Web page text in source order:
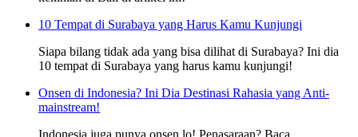
10 Tempat di Surabaya yang Harus Kamu Kunjungi
Siapa bilang tidak ada yang bisa dilihat di Surabaya? Ini dia
10 tempat di Surabaya yang harus kamu kunjungi!
Onsen di Indonesia? Ini Dia Destinasi Rahasia yang Anti-
mainstream!